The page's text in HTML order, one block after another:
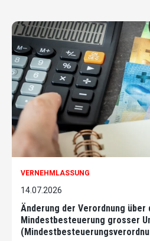
VERNEHMLASSUNG
14.07.2026
Änderung der Verordnung über
Mindestbesteuerung grosser